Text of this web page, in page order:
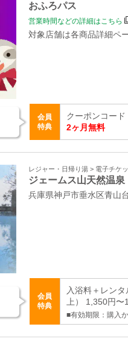
おふろパス
営業時間などの詳細はこちら
対象店舗は各商品詳細ペ
会員
特典
クーポンコー
2ヶ月無料
レジャー・日帰り湯 > 電子チケ
ジェームス山天然温
兵庫県神戸市垂水区青山
会員
特典
入浴料＋レン
上） 1,350円〜
■有効期限：購入